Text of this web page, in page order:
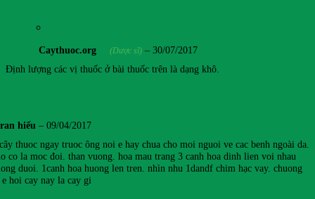
Caythuoc.org (Dược sĩ) – 30/07/2017
Định lượng các vị thuốc ở bài thuốc trên là dạng khô.
hiếu – 09/04/2017
thuoc ngay truoc ông noi e hay chua cho moi nguoi ve cac benh ngoài da.
co la moc đoi. than vuong. hoa mau trang 3 canh hoa dinh lien voi nhau
duoi. 1canh hoa huong len tren. nhìn nhu 1dandf chim hạc vay. chuong
hoi cay nay la cay gi